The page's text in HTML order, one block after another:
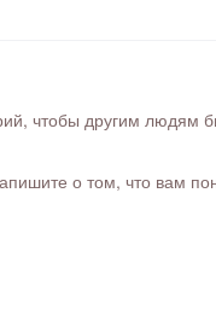
чтобы другим людям
о том, что вам